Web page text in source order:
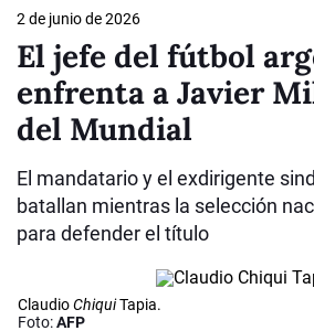
2 de junio de 2026
El jefe del fútbol
enfrenta a Javier
del Mundial
El mandatario y el exdirigente
batallan mientras la selección
para defender el título
ClaudioChiquiTapia.
Foto:AFP